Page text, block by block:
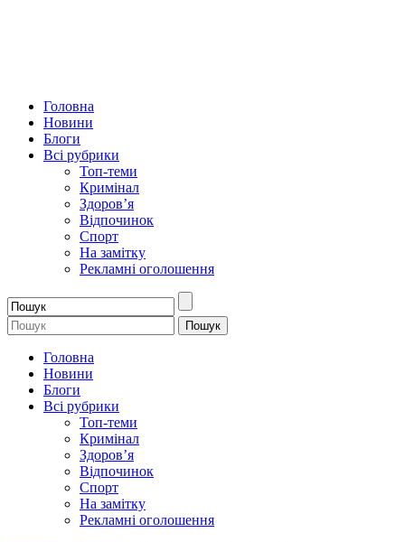
Головна
Новини
Блоги
Всі рубрики
Топ-теми
Кримінал
Здоров’я
Відпочинок
Спорт
На замітку
Рекламні оголошення
Головна
Новини
Блоги
Всі рубрики
Топ-теми
Кримінал
Здоров’я
Відпочинок
Спорт
На замітку
Рекламні оголошення